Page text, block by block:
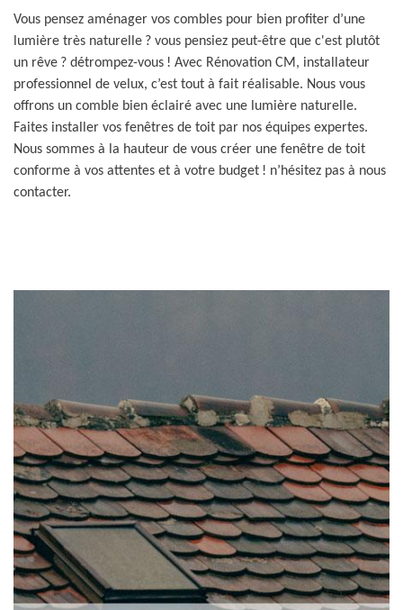
Vous pensez aménager vos combles pour bien profiter d’une
lumière très naturelle ? vous pensiez peut-être que c'est plutôt
un rêve ? détrompez-vous ! Avec Rénovation CM, installateur
professionnel de velux, c’est tout à fait réalisable. Nous vous
offrons un comble bien éclairé avec une lumière naturelle.
Faites installer vos fenêtres de toit par nos équipes expertes.
Nous sommes à la hauteur de vous créer une fenêtre de toit
conforme à vos attentes et à votre budget ! n’hésitez pas à nous
contacter.